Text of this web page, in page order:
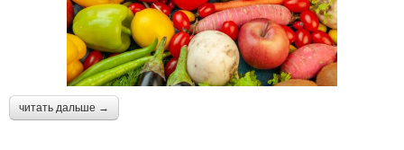
читать дальше →